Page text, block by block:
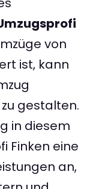
von
ist, kann
gestalten.
in diesem
Finken eine
an,